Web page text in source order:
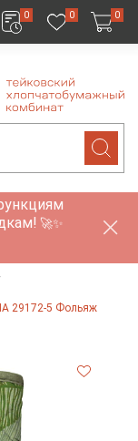
0 0 0
🚀✨
29172-5 Фольяж